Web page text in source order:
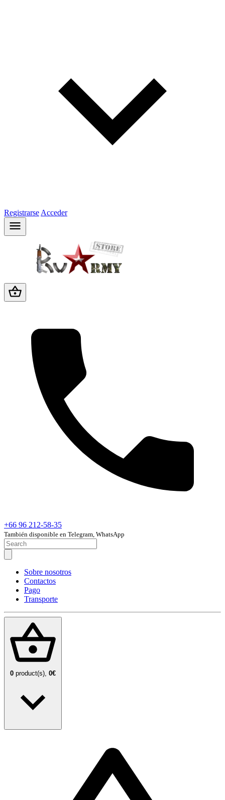
Registrarse Acceder
+66 96 212-58-35
También disponible en Telegram, WhatsApp
Sobre nosotros
Contactos
Pago
Transporte
0 product(s), 0€